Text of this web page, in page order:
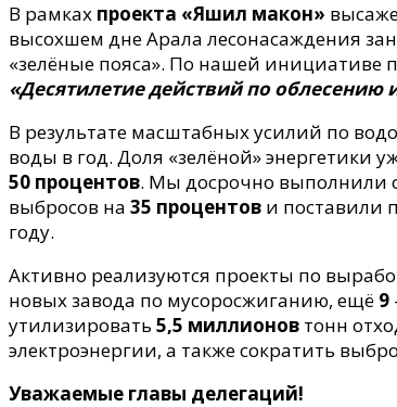
В рамках проекта «Яшил макон»
высохшем дне Арала лесонасаждения
«зелёные пояса». По нашей
«Десятилетие действий по облесению
В результате масштабных усилий по
воды в год. Доля «зелёной» энергетики
50 процентов. Мы досрочно выполнили
выбросов на 35 процентов и поставили
году.
Активно реализуются проекты по
новых завода по мусоросжиганию, ещё 9
утилизировать 5,5 миллионов тонн
электроэнергии, а также сократить
Уважаемые главы делегаций!